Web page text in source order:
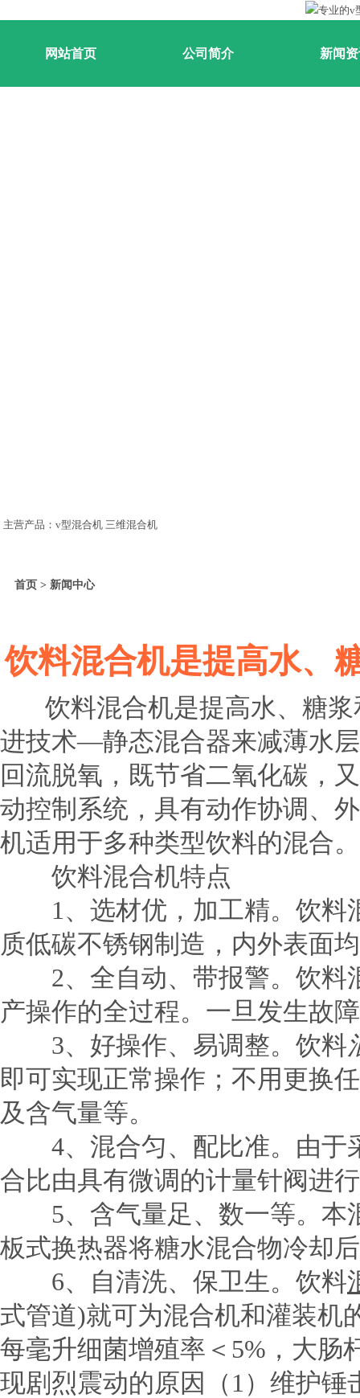
网站首页 公司简介 新闻
主营产品：v型混合机 三维混合机
首页 > 新闻中心
饮料混合机是提高水、
饮料混合机是提高水、糖浆
进技术—静态混合器来减薄水
回流脱氧，既节省二氧化碳，
动控制系统，具有动作协调、
机适用于多种类型饮料的混合
饮料混合机特点
1、选材优，加工精。饮料
质低碳不锈钢制造，内外表面
2、全自动、带报警。饮料
产操作的全过程。一旦发生故
3、好操作、易调整。饮料
即可实现正常操作；不用更换
及含气量等。
4、混合匀、配比准。由于
合比由具有微调的计量针阀进
5、含气量足、数一等。本
板式换热器将糖水混合物冷却
6、自清洗、保卫生。饮料
式管道)就可为混合机和灌装机
每毫升细菌增殖率＜5%，大肠
现剧烈震动的原因（1）维护